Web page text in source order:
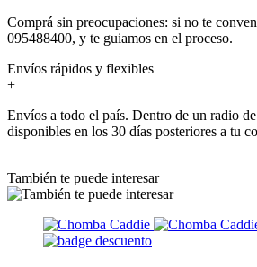
Comprá sin preocupaciones: si no te
095488400, y te guiamos en el proceso.
Envíos rápidos y flexibles
+
Envíos a todo el país. Dentro de un radio
disponibles en los 30 días posteriores a tu
También te puede interesar